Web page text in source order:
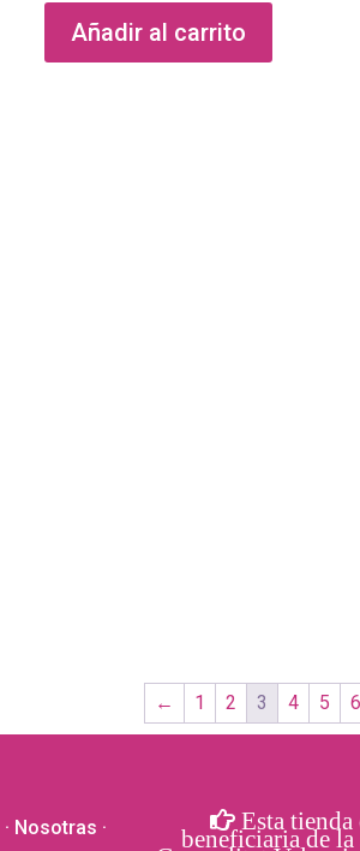
era:
es:
Añadir al carrito
← 1 2 3 4 5 6
· Nosotras ·
Esta tienda
beneficiaria de